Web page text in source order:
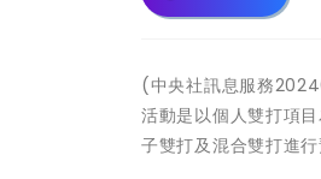
(中央社訊息服務
活動是以個人雙打項
子雙打及混合雙打進